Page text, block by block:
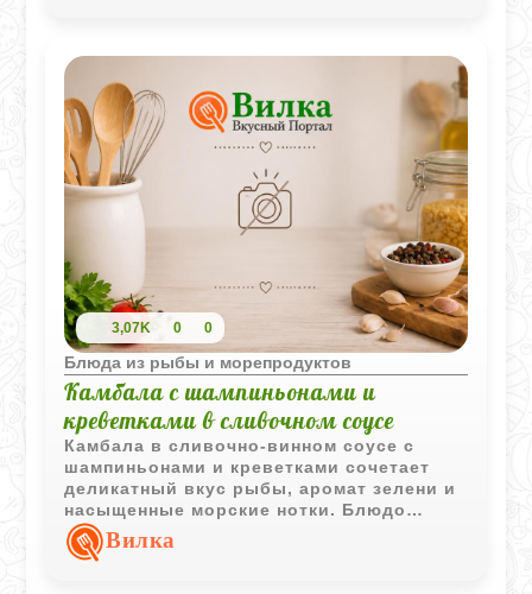
3,07K 0 0
Блюда из рыбы и морепродуктов
Камбала с шампиньонами и
креветками в сливочном соусе
Камбала в сливочно-винном соусе с
шампиньонами и креветками сочетает
деликатный вкус рыбы, аромат зелени и
насыщенные морские нотки. Блюдо
выглядит празднично и при этом
готовится достаточно быстро.
Вилка